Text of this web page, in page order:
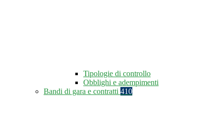
Tipologie di controllo
Obblighi e adempimenti
Bandi di gara e contratti 410